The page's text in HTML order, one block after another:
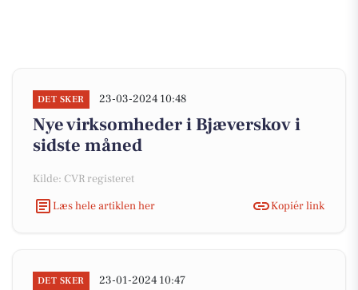
DET SKER 23-03-2024 10:48
Nye virksomheder i Bjæverskov i
sidste måned
Kilde: CVR registeret
Læs hele artiklen her
Kopiér link
DET SKER 23-01-2024 10:47